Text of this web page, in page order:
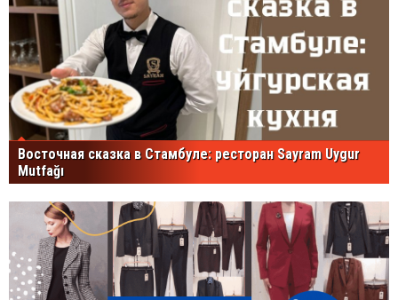
Восточная сказка в Стамбуле: ресторан Sayram Uygur
Mutfağı